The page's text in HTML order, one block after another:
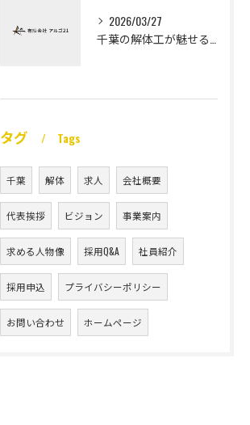
2026/03/27
タグ Tags
千葉 解体 求人 会社概要
代表挨拶 ビジョン 事業案内
求める人物像 採用Q&A 社員紹介
採用申込 プライバシーポリシー
お問い合わせ ホームページ